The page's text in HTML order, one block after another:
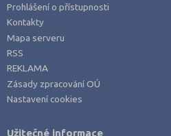
Prohlášení o přístupnosti
Kontakty
Mapa serveru
RSS
REKLAMA
Zásady zpracování OÚ
Nastavení cookies
Užitečné informace